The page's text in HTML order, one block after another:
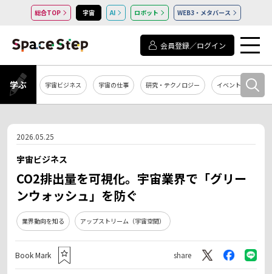
総合TOP 宇宙 AI ロボット WEB3・メタバース
会員登録／ログイン
学ぶ 宇宙ビジネス 宇宙の仕事 研究・テクノロジー イベント・セミナー
2026.05.25
宇宙ビジネス
CO2排出量を可視化。宇宙業界で「グリー
ンウォッシュ」を防ぐ
業界動向を知る アップストリーム（宇宙空間）
Book Mark share